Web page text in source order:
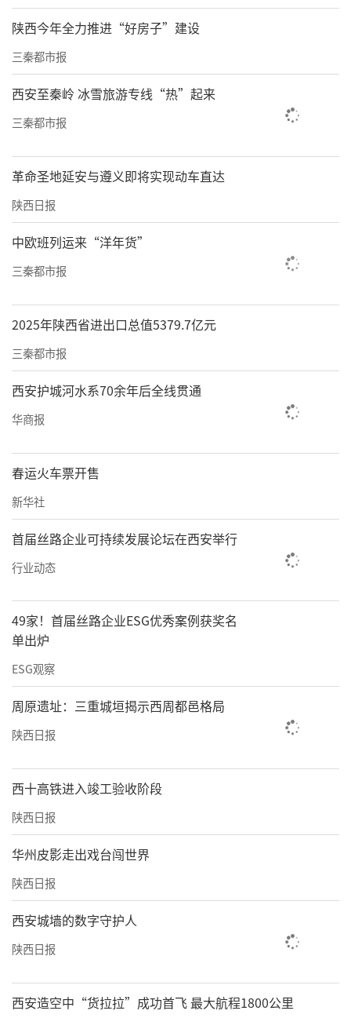
陕西今年全力推进“好房子”建设
三秦都市报
西安至秦岭 冰雪旅游专线“热”起来
三秦都市报
革命圣地延安与遵义即将实现动车直达
陕西日报
中欧班列运来“洋年货”
三秦都市报
2025年陕西省进出口总值5379.7亿元
三秦都市报
西安护城河水系70余年后全线贯通
华商报
春运火车票开售
新华社
首届丝路企业可持续发展论坛在西安举行
行业动态
49家！首届丝路企业ESG优秀案例获奖名
单出炉
ESG观察
周原遗址：三重城垣揭示西周都邑格局
陕西日报
西十高铁进入竣工验收阶段
陕西日报
华州皮影走出戏台闯世界
陕西日报
西安城墙的数字守护人
陕西日报
西安造空中“货拉拉”成功首飞 最大航程1800公里